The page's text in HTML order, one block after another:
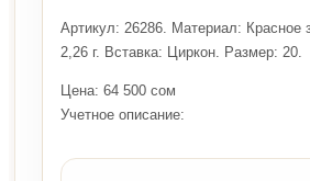
Артикул: 26286. Материал: Красное
2,26 г. Вставка: Циркон. Размер: 20.
Цена: 64 500 сом
Учетное описание: